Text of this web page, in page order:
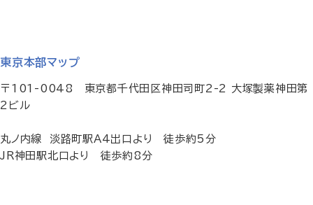
東京本部マップ
〒101-0048 東京都千代田区神田司町2-2 大塚製薬神田第
2ビル
丸ノ内線 淡路町駅A4出口より 徒歩約5分
JR神田駅北口より 徒歩約8分